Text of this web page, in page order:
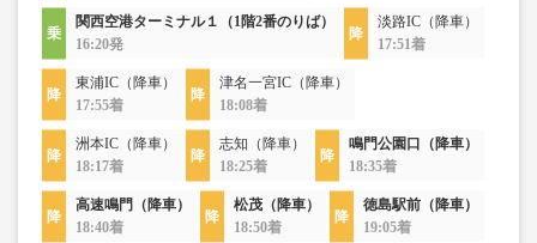
関西空港ターミナル１（1階2番のりば）
16:20発
淡路IC（降車）
17:51着
東浦IC（降車）
17:55着
津名一宮IC（降車）
18:08着
洲本IC（降車）
18:17着
志知（降車）
18:25着
鳴門公園口（降車）
18:35着
高速鳴門（降車）
18:40着
松茂（降車）
18:50着
徳島駅前（降車）
19:05着